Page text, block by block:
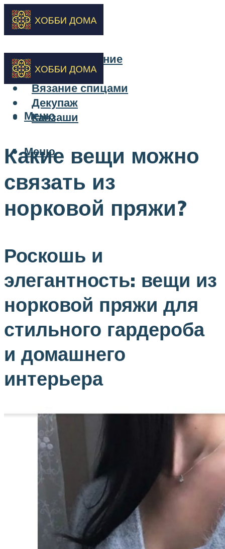
Бисероплетение
Вышивка
Вязание спицами
Декупаж
Канзаши
Меню
Меню
Какие вещи можно
связать из
норковой пряжи?
Роскошь и
элегантность: вещи из
норковой пряжи для
стильного гардероба
и домашнего
интерьера